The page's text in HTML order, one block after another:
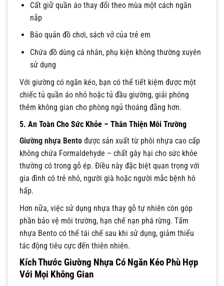
Cất giữ quần áo thay đổi theo mùa một cách ngăn
nắp
Bảo quản đồ chơi, sách vở của trẻ em
Chứa đồ dùng cá nhân, phụ kiện không thường xuyên
sử dụng
Với giường có ngăn kéo, bạn có thể tiết kiệm được một
chiếc tủ quần áo nhỏ hoặc tủ đầu giường, giải phóng
thêm không gian cho phòng ngủ thoáng đãng hơn.
5. An Toàn Cho Sức Khỏe – Thân Thiện Môi Trường
Giường nhựa Bento được sản xuất từ phôi nhựa cao cấp
không chứa Formaldehyde – chất gây hại cho sức khỏe
thường có trong gỗ ép. Điều này đặc biệt quan trọng với
gia đình có trẻ nhỏ, người già hoặc người mắc bệnh hô
hấp.
Hơn nữa, việc sử dụng nhựa thay gỗ tự nhiên còn góp
phần bảo vệ môi trường, hạn chế nạn phá rừng. Tấm
nhựa Bento có thể tái chế sau khi sử dụng, giảm thiểu
tác động tiêu cực đến thiên nhiên.
Kích Thước Giường Nhựa Có Ngăn Kéo Phù Hợp
Với Mọi Không Gian